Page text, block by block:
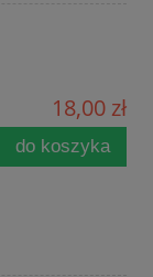
18,00 zł
do koszyka